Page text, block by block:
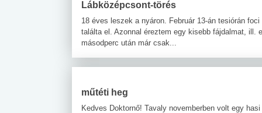
Lábközépcsont-törés
18 éves leszek a nyáron. Február 13-án tesiórán
találta el. Azonnal éreztem egy kisebb fájdalmat, ill.
másodperc után már csak...
műtéti heg
Kedves Doktornő! Tavaly novemberben volt egy